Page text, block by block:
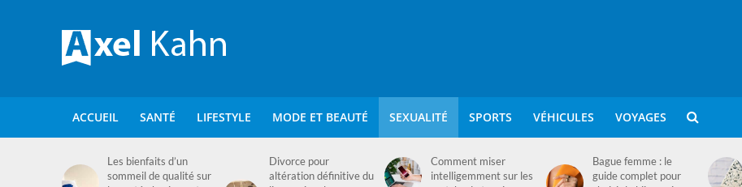
ACCUEIL SANTÉ LIFESTYLE MODE ET BEAUTÉ SEXUALITÉ SPORTS VÉHICULES VOYAGES
Les bienfaits d’un
sommeil de qualité sur
Divorce pour
altération définitive du
Comment miser
intelligemment sur les
Bague femme : le
guide complet pour